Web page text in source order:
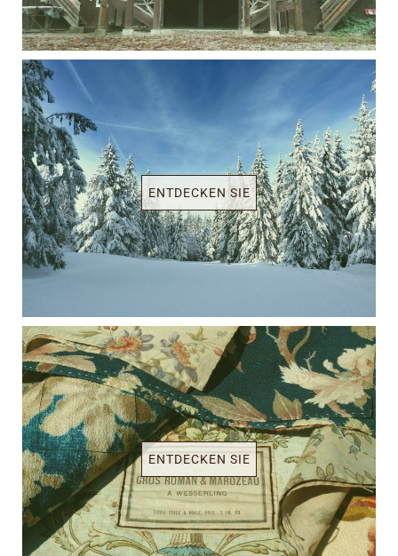
ENTDECKEN SIE
ENTDECKEN SIE